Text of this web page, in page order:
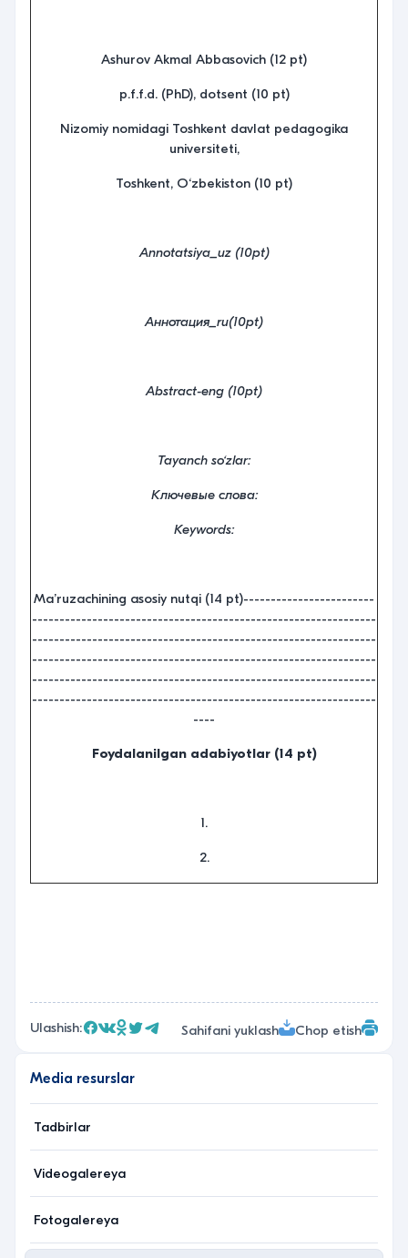
Ashurov Akmal Abbasovich (12 pt)
p.f.f.d. (PhD), dotsent (10 pt)
Nizomiy nomidagi Toshkent davlat pedagogika
universiteti,
Toshkent, O‘zbekiston (10 pt)
Annotatsiya_uz (10pt)
Аннотация_ru(10pt)
Abstract-eng (10pt)
Tayanch so‘zlar:
Ключевые словa:
Keywords:
Ma’ruzachining asosiy nutqi (14 pt)------------------------
---------------------------------------------------------------
---------------------------------------------------------------
---------------------------------------------------------------
---------------------------------------------------------------
---------------------------------------------------------------
----
Foydalanilgan adabiyotlar (14 pt)
1.
2.
Ulashish: Sahifani yuklash Chop etish
Media resurslar
Tadbirlar
Videogalereya
Fotogalereya